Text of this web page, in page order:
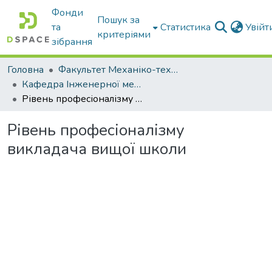
Фонди
та
зібрання
Пошук за
критеріями
Статистика
Головна
Факультет Механіко-технологічний
Кафедра Інженерної механіки та комп'ютерного проектування
Рівень професіоналізму викладача вищої школи
Рівень професіоналізму
викладача вищої школи